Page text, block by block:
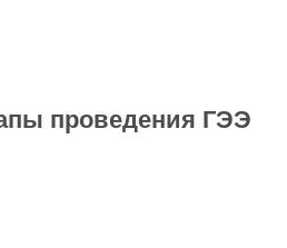
проведения ГЭЭ